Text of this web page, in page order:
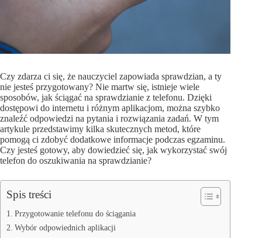
Czy zdarza ci się, że nauczyciel zapowiada sprawdzian, a ty
nie jesteś przygotowany? Nie martw się, istnieje wiele
sposobów, jak ściągać na sprawdzianie z telefonu. Dzięki
dostępowi do internetu i różnym aplikacjom, można szybko
znaleźć odpowiedzi na pytania i rozwiązania zadań. W tym
artykule przedstawimy kilka skutecznych metod, które
pomogą ci zdobyć dodatkowe informacje podczas egzaminu.
Czy jesteś gotowy, aby dowiedzieć się, jak wykorzystać swój
telefon do oszukiwania na sprawdzianie?
Spis treści
Przygotowanie telefonu do ściągania
Wybór odpowiednich aplikacji